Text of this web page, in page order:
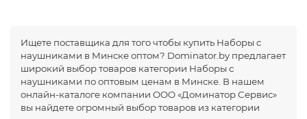
Ищете поставщика для того чтобы купить Наборы с
наушниками в Минске оптом? Dominator.by предлагает
широкий выбор товаров категории Наборы с
наушниками по оптовым ценам в Минске. В нашем
онлайн-каталоге компании OOO «Доминатор Сервис»
вы найдете огромный выбор товаров из категории